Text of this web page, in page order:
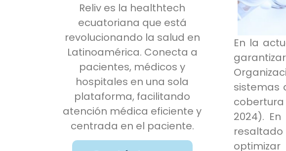
Reliv es la healthtech
ecuatoriana que está
revolucionando la salud en
Latinoamérica. Conecta a
pacientes, médicos y
hospitales en una sola
plataforma, facilitando
atención médica eficiente y
centrada en el paciente.
En la
sistemas
2024).